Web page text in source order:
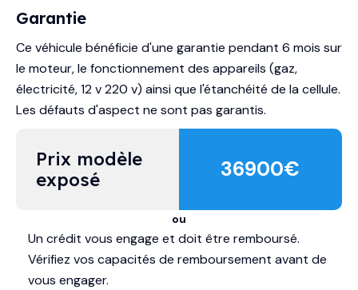
Garantie
Ce véhicule bénéficie d'une garantie pendant 6 mois sur
le moteur, le fonctionnement des appareils (gaz,
électricité, 12 v 220 v) ainsi que l'étanchéité de la cellule.
Les défauts d'aspect ne sont pas garantis.
Prix modèle
exposé
36900€
ou
Un crédit vous engage et doit être remboursé.
Vérifiez vos capacités de remboursement avant de
vous engager.